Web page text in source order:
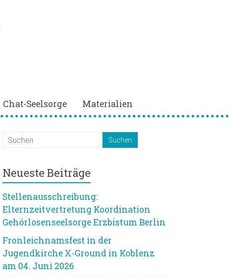
Chat-Seelsorge Materialien
Neueste Beiträge
Stellenausschreibung:
Elternzeitvertretung Koordination
Gehörlosenseelsorge Erzbistum Berlin
Fronleichnamsfest in der
Jugendkirche X-Ground in Koblenz
am 04. Juni 2026